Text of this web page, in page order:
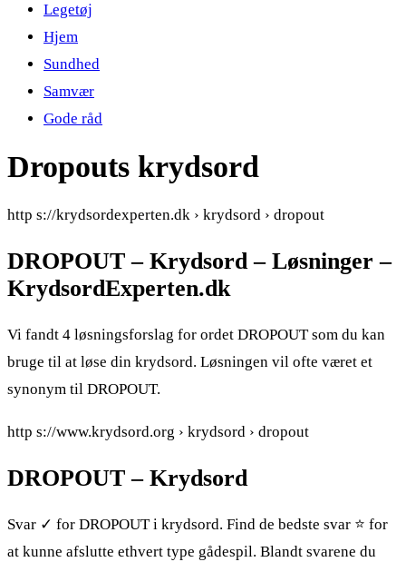
Legetøj
Hjem
Sundhed
Samvær
Gode råd
Dropouts krydsord
http s://krydsordexperten.dk › krydsord › dropout
DROPOUT – Krydsord – Løsninger –
KrydsordExperten.dk
Vi fandt 4 løsningsforslag for ordet DROPOUT som du kan
bruge til at løse din krydsord. Løsningen vil ofte været et
synonym til DROPOUT.
http s://www.krydsord.org › krydsord › dropout
DROPOUT – Krydsord
Svar ✓ for DROPOUT i krydsord. Find de bedste svar ⭐ for
at kunne afslutte ethvert type gådespil. Blandt svarene du